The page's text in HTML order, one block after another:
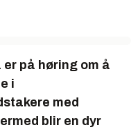
på høring om å
i
med
blir en dyr